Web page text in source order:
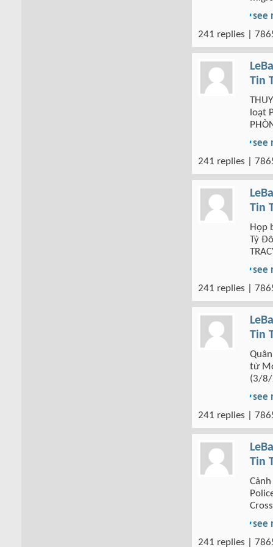
see
241 replies |
Tin
loạt
see
241 replies |
Tin
Họp
Tỷ
see
241 replies |
Tin
từ
(3/8/
see
241 replies |
Tin
see
241 replies |